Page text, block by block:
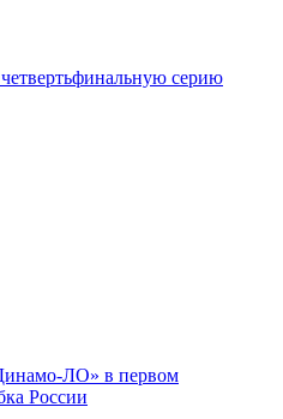
серию
ЛО» в первом
России